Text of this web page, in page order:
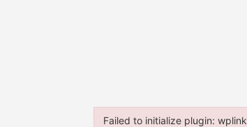
Failed to initialize plugin: wplink